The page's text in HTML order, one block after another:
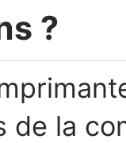
?
de la